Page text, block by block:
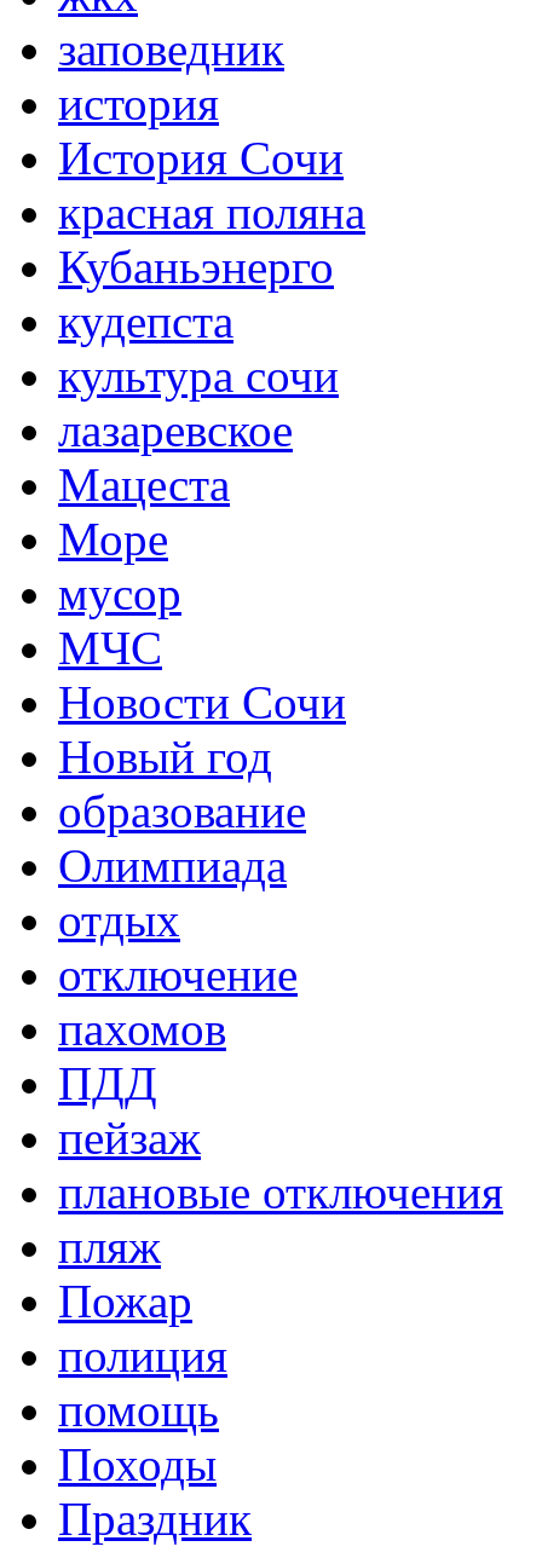
заповедник
история
История Сочи
красная поляна
Кубаньэнерго
кудепста
культура сочи
лазаревское
Мацеста
Море
мусор
МЧС
Новости Сочи
Новый год
образование
Олимпиада
отдых
отключение
пахомов
ПДД
пейзаж
плановые отключения
пляж
Пожар
полиция
помощь
Походы
Праздник